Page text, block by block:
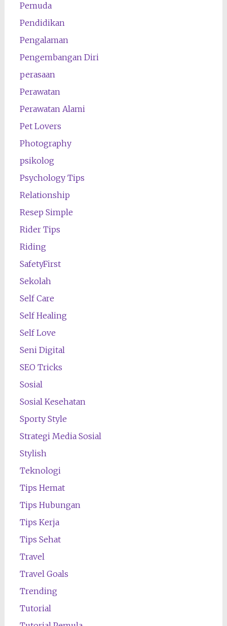
Pemuda
Pendidikan
Pengalaman
Pengembangan Diri
perasaan
Perawatan
Perawatan Alami
Pet Lovers
Photography
psikolog
Psychology Tips
Relationship
Resep Simple
Rider Tips
Riding
SafetyFirst
Sekolah
Self Care
Self Healing
Self Love
Seni Digital
SEO Tricks
Sosial
Sosial Kesehatan
Sporty Style
Strategi Media Sosial
Stylish
Teknologi
Tips Hemat
Tips Hubungan
Tips Kerja
Tips Sehat
Travel
Travel Goals
Trending
Tutorial